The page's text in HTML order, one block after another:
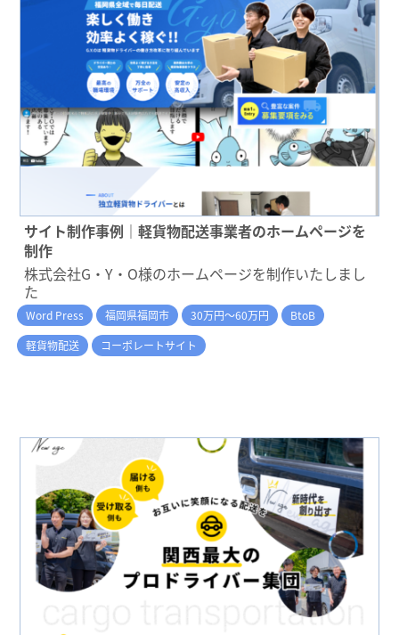
サイト制作事例｜軽貨物配送事業者のホームページを
制作
株式会社G・Y・O様のホームページを制作いたしまし
た
Word Press 福岡県福岡市 30万円～60万円
BtoB
軽貨物配送
コーポレートサイト